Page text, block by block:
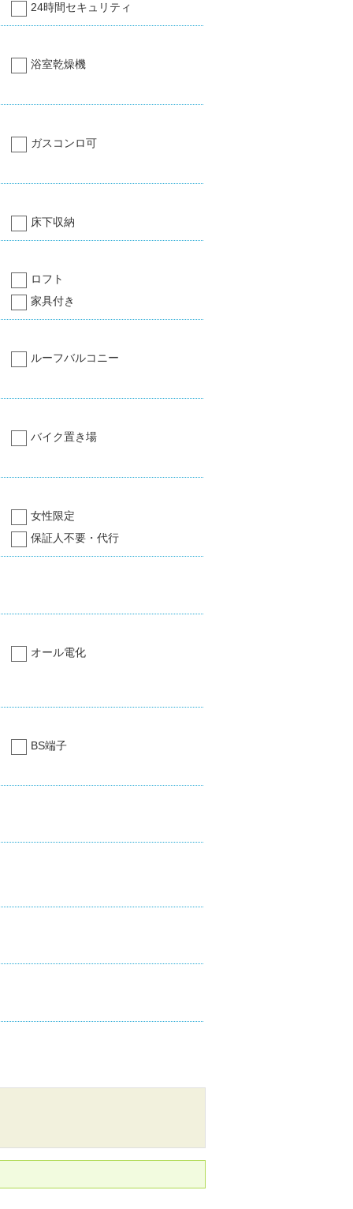
24時間セキュリティ
浴室乾燥機
ガスコンロ可
床下収納
ロフト
家具付き
ルーフバルコニー
バイク置き場
女性限定
保証人不要・代行
オール電化
BS端子